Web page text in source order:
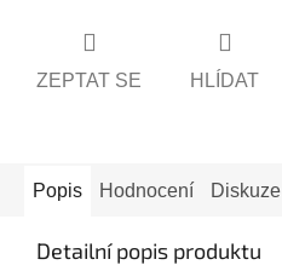
ZEPTAT SE HLÍDAT
Popis Hodnocení Diskuze
Detailní popis produktu